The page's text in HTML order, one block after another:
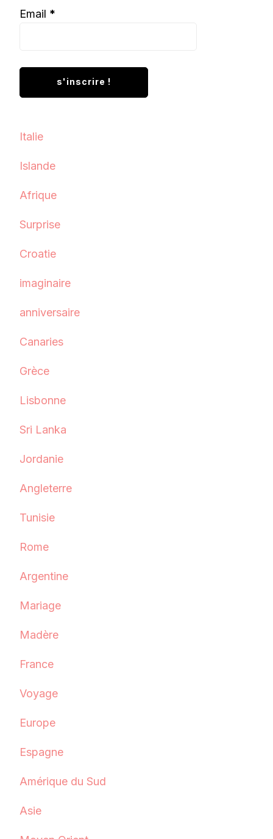
Email *
Italie
Islande
Afrique
Surprise
Croatie
imaginaire
anniversaire
Canaries
Grèce
Lisbonne
Sri Lanka
Jordanie
Angleterre
Tunisie
Rome
Argentine
Mariage
Madère
France
Voyage
Europe
Espagne
Amérique du Sud
Asie